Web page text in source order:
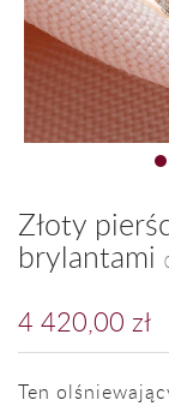
Złoty
brylantami
4 420,00 zł
Ten